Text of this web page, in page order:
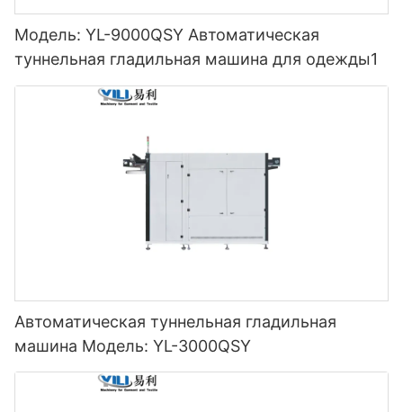
Модель: YL-9000QSY Автоматическая
туннельная гладильная машина для одежды1
Автоматическая туннельная гладильная
машина Модель: YL-3000QSY